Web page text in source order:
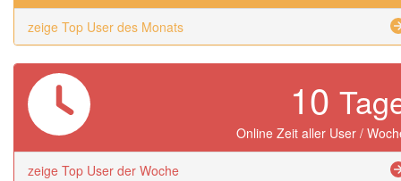
zeige Top User des Monats
10
Online Zeit aller User /
zeige Top User der Woche